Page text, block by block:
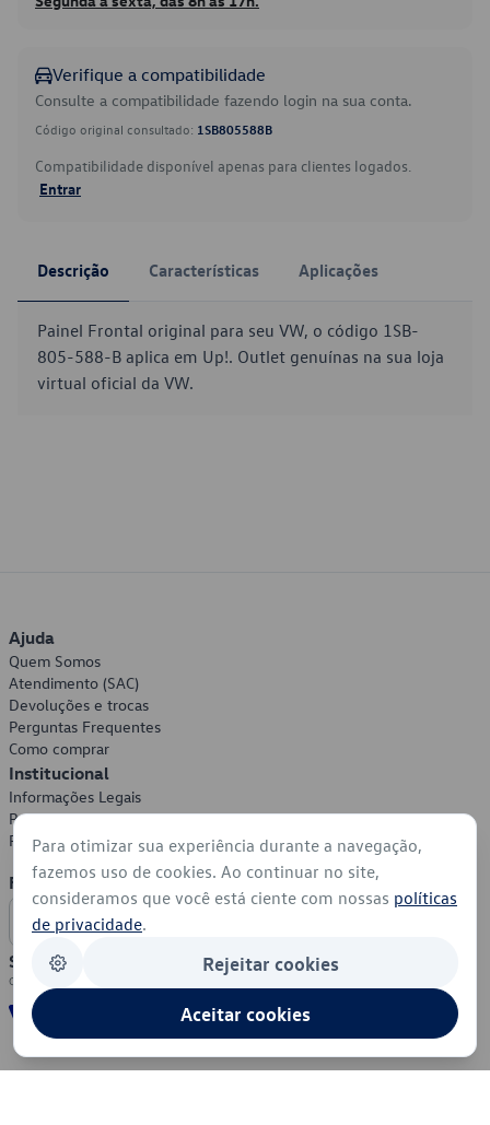
Verifique a compatibilidade
Consulte a compatibilidade fazendo login na sua conta.
Código original consultado: 1SB805588B
Compatibilidade disponível apenas para clientes logados.
Entrar
Descrição Características Aplicações
Painel Frontal original para seu VW, o código 1SB-
805-588-B aplica em Up!. Outlet genuínas na sua loja
virtual oficial da VW.
Ajuda
Quem Somos
Atendimento (SAC)
Devoluções e trocas
Perguntas Frequentes
Como comprar
Institucional
Informações Legais
Política de Privacidade
Política de Cookies
Formas de Pagamento
Segurança
Para otimizar sua experiência durante a navegação,
fazemos uso de cookies. Ao continuar no site,
consideramos que você está ciente com nossas políticas
de privacidade.
Rejeitar cookies
Aceitar cookies